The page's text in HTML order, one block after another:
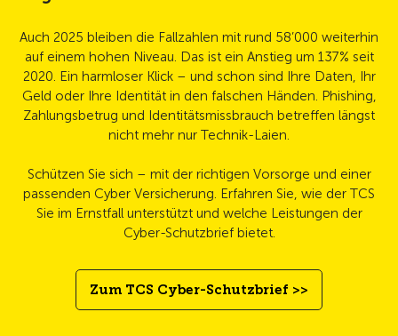
Auch 2025 bleiben die Fallzahlen mit rund 58’000 weiterhin
auf einem hohen Niveau. Das ist ein Anstieg um 137% seit
2020. Ein harmloser Klick – und schon sind Ihre Daten, Ihr
Geld oder Ihre Identität in den falschen Händen. Phishing,
Zahlungsbetrug und Identitätsmissbrauch betreffen längst
nicht mehr nur Technik-Laien.
Schützen Sie sich – mit der richtigen Vorsorge und einer
passenden Cyber Versicherung. Erfahren Sie, wie der TCS
Sie im Ernstfall unterstützt und welche Leistungen der
Cyber-Schutzbrief bietet.
Zum TCS Cyber-Schutzbrief >>